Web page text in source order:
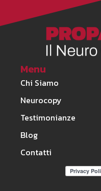
Menu
Chi Siamo
Neurocopy
Testimonianze
Blog
Contatti